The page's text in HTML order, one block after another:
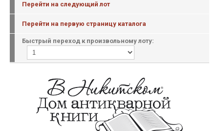
Перейти на следующий лот
Перейти на первую страницу каталога
Быстрый переход к произвольному лоту: